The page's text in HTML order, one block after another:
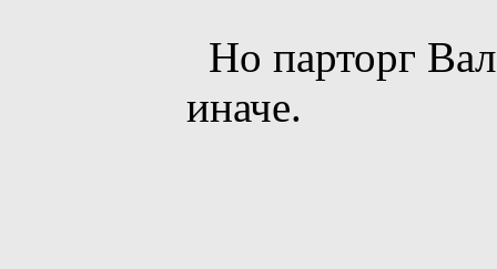
Но парторг
иначе.